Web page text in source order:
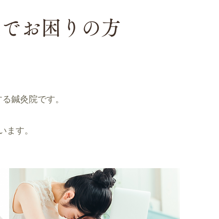
お困りの方
鍼灸院です。
ます。